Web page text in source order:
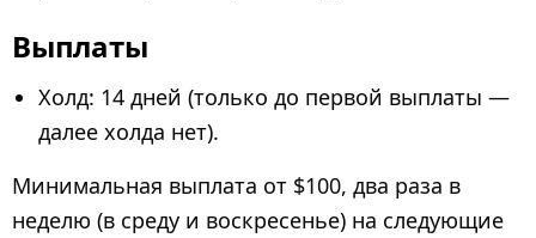
Выплаты
Холд: 14 дней (только до первой выплаты —
далее холда нет).
Минимальная выплата от $100, два раза в
неделю (в среду и воскресенье) на следующие